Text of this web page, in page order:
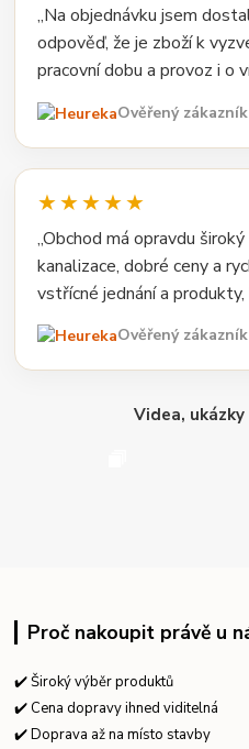
„Na objednávku jsem
odpověď, že je zboží k
pracovní dobu a provoz i o
Ověřený zákazník
★★★★★
„Obchod má opravdu
kanalizace, dobré ceny a
vstřícné jednání a
Ověřený zákazník
Videa,
Proč nakoupit právě u
✔️ Široký výběr produktů
✔️ Cena dopravy ihned viditelná
✔️ Doprava až na místo stavby